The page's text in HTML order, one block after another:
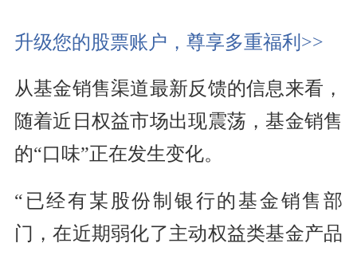
升级您的股票账户，尊享多重福利>>
从基金销售渠道最新反馈的信息来看，
随着近日权益市场出现震荡，基金销售
的“口味”正在发生变化。
“已经有某股份制银行的基金销售部
门，在近期弱化了主动权益类基金产品